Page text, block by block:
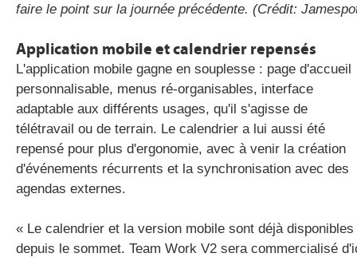
faire le point sur la journée précédente. (Crédit:
Application mobile et calendrier repensés
L'application mobile gagne en souplesse : page d'accueil
personnalisable, menus ré-organisables, interface
adaptable aux différents usages, qu'il s'agisse de
télétravail ou de terrain. Le calendrier a lui aussi été
repensé pour plus d'ergonomie, avec à venir la création
d'événements récurrents et la synchronisation avec des
agendas externes.
« Le calendrier et la version mobile sont déjà disponibles
depuis le sommet. Team Work V2 sera commercialisé